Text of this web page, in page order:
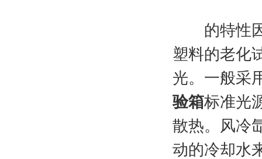
的特性因
塑料的老化
光。一般采
验箱标准光
散热。风冷
动的冷却水